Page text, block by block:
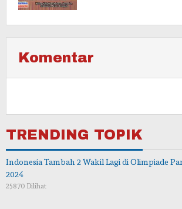
Komentar
TRENDING TOPIK
Indonesia Tambah 2 Wakil Lagi di Olimpiade
2024
25870 Dilihat